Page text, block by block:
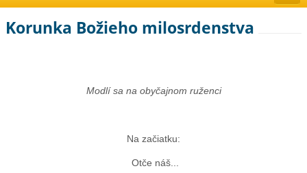
Korunka Božieho milosrdenstva
Modlí sa na obyčajnom ruženci
Na začiatku:
Otče náš...